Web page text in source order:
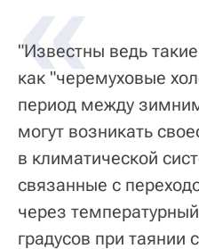
"Известны ведь
как "черемуховые
период между
могут возникать
в климатической
связанные с
через
градусов при таянии